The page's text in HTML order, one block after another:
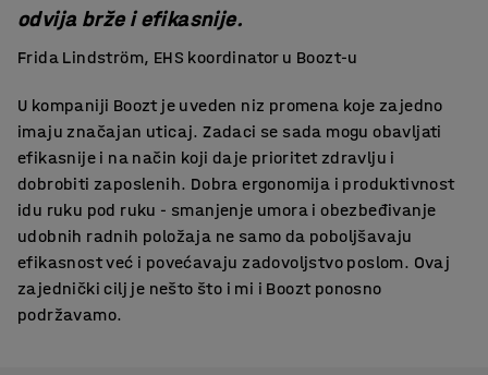
odvija brže i efikasnije.
Frida Lindström, EHS koordinator u Boozt-u
U kompaniji Boozt je uveden niz promena koje zajedno
imaju značajan uticaj. Zadaci se sada mogu obavljati
efikasnije i na način koji daje prioritet zdravlju i
dobrobiti zaposlenih. Dobra ergonomija i produktivnost
idu ruku pod ruku - smanjenje umora i obezbeđivanje
udobnih radnih položaja ne samo da poboljšavaju
efikasnost već i povećavaju zadovoljstvo poslom. Ovaj
zajednički cilj je nešto što i mi i Boozt ponosno
podržavamo.